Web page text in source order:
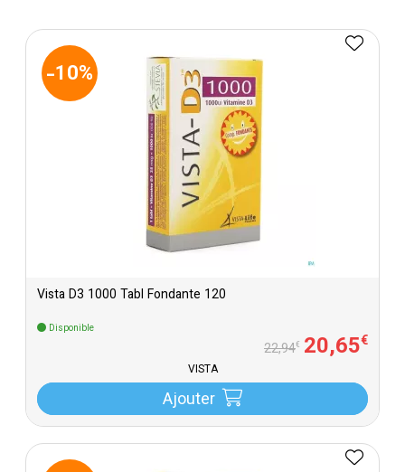
-10%
Vista D3 1000 Tabl Fondante 120
Disponible
22,94€ 20,65€
VISTA
Ajouter